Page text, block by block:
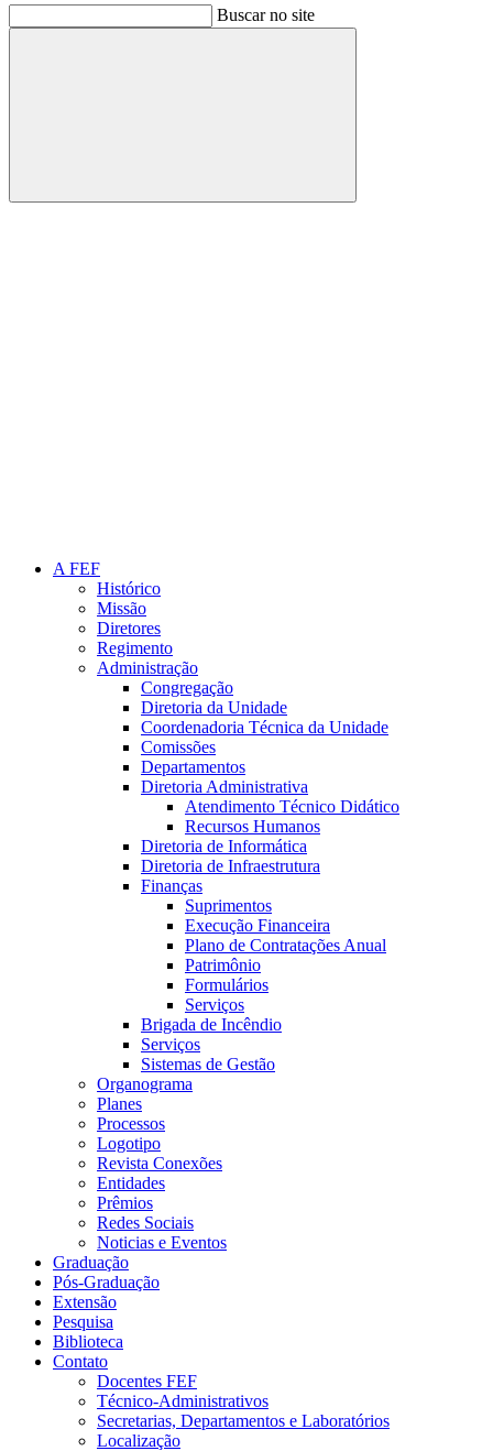
Buscar no site
Buscar
A FEF
Histórico
Missão
Diretores
Regimento
Administração
Congregação
Diretoria da Unidade
Coordenadoria Técnica da Unidade
Comissões
Departamentos
Diretoria Administrativa
Atendimento Técnico Didático
Recursos Humanos
Diretoria de Informática
Diretoria de Infraestrutura
Finanças
Suprimentos
Execução Financeira
Plano de Contratações Anual
Patrimônio
Formulários
Serviços
Brigada de Incêndio
Serviços
Sistemas de Gestão
Organograma
Planes
Processos
Logotipo
Revista Conexões
Entidades
Prêmios
Redes Sociais
Noticias e Eventos
Graduação
Pós-Graduação
Extensão
Pesquisa
Biblioteca
Contato
Docentes FEF
Técnico-Administrativos
Secretarias, Departamentos e Laboratórios
Localização